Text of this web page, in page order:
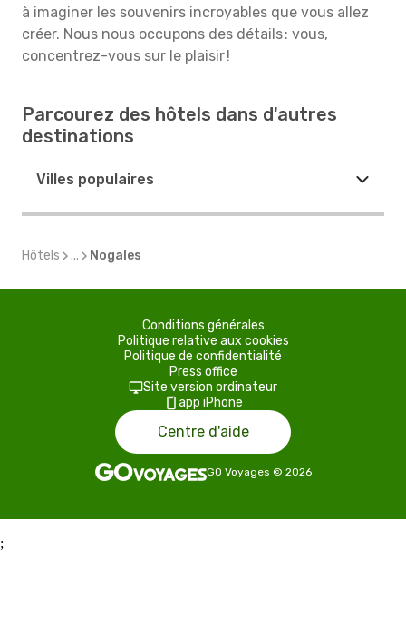
à imaginer les souvenirs incroyables que vous allez
créer. Nous nous occupons des détails : vous,
concentrez-vous sur le plaisir !
Parcourez des hôtels dans d'autres
destinations
Villes populaires
Hôtels ... Nogales
Conditions générales
Politique relative aux cookies
Politique de confidentialité
Press office
Site version ordinateur
app iPhone
Centre d'aide
GO Voyages © 2026
;